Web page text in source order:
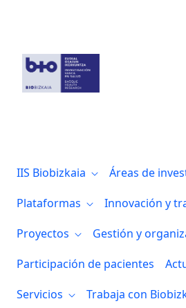
IIS Biobizkaia
Áreas de
Plataformas
Innovación y
Proyectos
Gestión y
Participación de pacientes
Servicios
Trabaja con